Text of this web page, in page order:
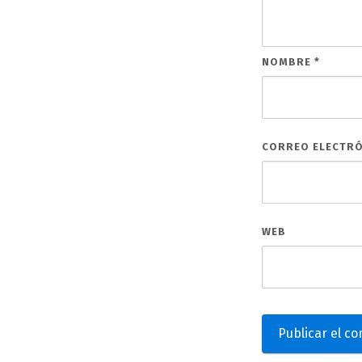
NOMBRE *
CORREO
WEB